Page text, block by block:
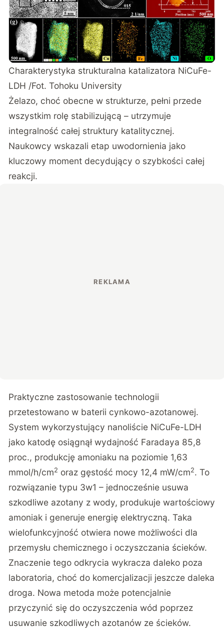
Charakterystyka strukturalna katalizatora NiCuFe-
LDH /Fot. Tohoku University
Żelazo, choć obecne w strukturze, pełni przede
wszystkim rolę stabilizującą – utrzymuje
integralność całej struktury katalitycznej.
Naukowcy wskazali etap uwodornienia jako
kluczowy moment decydujący o szybkości całej
reakcji.
Praktyczne zastosowanie technologii
przetestowano w baterii cynkowo-azotanowej.
System wykorzystujący nanoliście NiCuFe-LDH
jako katodę osiągnął wydajność Faradaya 85,8
proc., produkcję amoniaku na poziomie 1,63
mmol/h/cm2 oraz gęstość mocy 12,4 mW/cm2. To
rozwiązanie typu 3w1 – jednocześnie usuwa
szkodliwe azotany z wody, produkuje wartościowy
amoniak i generuje energię elektryczną. Taka
wielofunkcyjność otwiera nowe możliwości dla
przemysłu chemicznego i oczyszczania ścieków.
Znaczenie tego odkrycia wykracza daleko poza
laboratoria, choć do komercjalizacji jeszcze daleka
droga. Nowa metoda może potencjalnie
przyczynić się do oczyszczenia wód poprzez
usuwanie szkodliwych azotanów ze ścieków.